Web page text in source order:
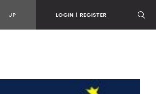
JP LOGIN | REGISTER